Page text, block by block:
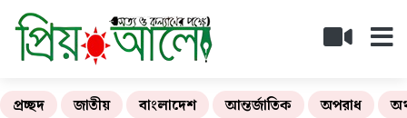
প্রচ্ছদ জাতীয় বাংলাদেশ আন্তর্জাতিক অপরাধ